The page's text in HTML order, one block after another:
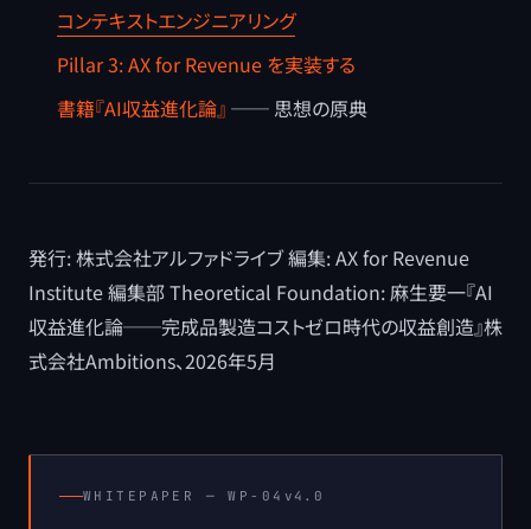
コンテキストエンジニアリング
Pillar 3: AX for Revenue を実装する
書籍『AI収益進化論』 ── 思想の原典
発行: 株式会社アルファドライブ 編集: AX for Revenue
Institute 編集部 Theoretical Foundation: 麻生要一『AI
収益進化論──完成品製造コストゼロ時代の収益創造』株
式会社Ambitions、2026年5月
WHITEPAPER ─WP-04 v4.0